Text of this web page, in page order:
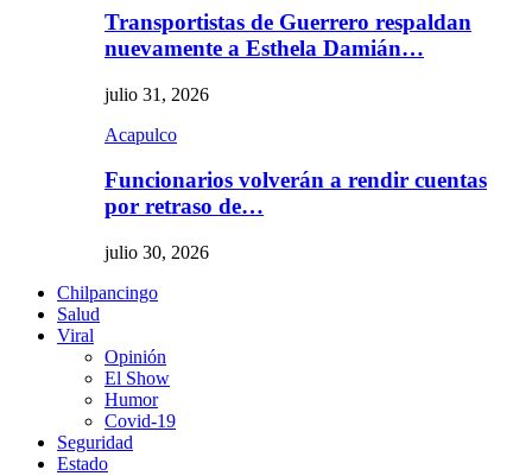
Transportistas de Guerrero respaldan
nuevamente a Esthela Damián…
julio 31, 2026
Acapulco
Funcionarios volverán a rendir cuentas
por retraso de…
julio 30, 2026
Chilpancingo
Salud
Viral
Opinión
El Show
Humor
Covid-19
Seguridad
Estado